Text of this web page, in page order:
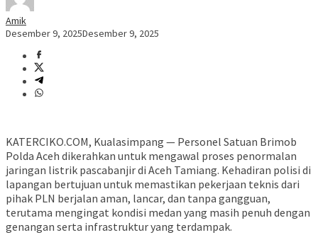
Amik
Desember 9, 2025Desember 9, 2025
KATERCIKO.COM, Kualasimpang — Personel Satuan Brimob
Polda Aceh dikerahkan untuk mengawal proses penormalan
jaringan listrik pascabanjir di Aceh Tamiang. Kehadiran polisi di
lapangan bertujuan untuk memastikan pekerjaan teknis dari
pihak PLN berjalan aman, lancar, dan tanpa gangguan,
terutama mengingat kondisi medan yang masih penuh dengan
genangan serta infrastruktur yang terdampak.